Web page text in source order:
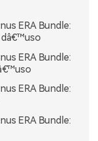
ERA Bundle:
ERA Bundle:
ERA Bundle:
ERA Bundle: